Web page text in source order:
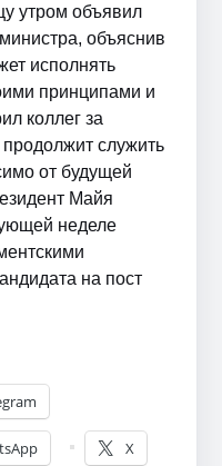
утром объявил
объяснив
исполнять
принципами и
коллег за
продолжит служить
от будущей
Майя
неделе
на пост
X